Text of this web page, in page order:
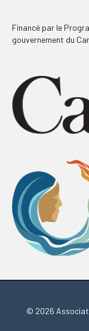
Financé par le
gouvernement du
© 2026